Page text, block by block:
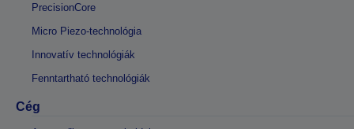
PrecisionCore
Micro Piezo-technológia
Innovatív technológiák
Fenntartható technológiák
Cég